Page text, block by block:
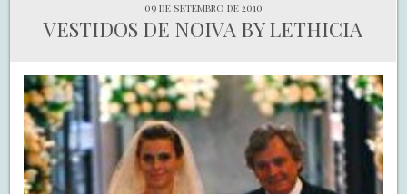
09 de setembro de 2010
VESTIDOS DE NOIVA BY LETHICIA